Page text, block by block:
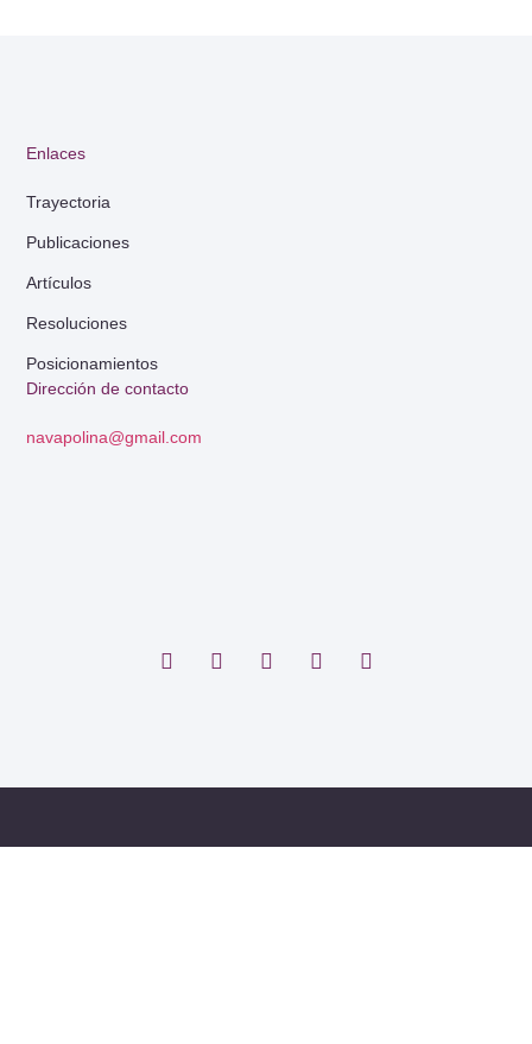
Dirección de contacto
navapolina@gmail.com
Enlaces
Trayectoria
Publicaciones
Artículos
Resoluciones
Posicionamientos